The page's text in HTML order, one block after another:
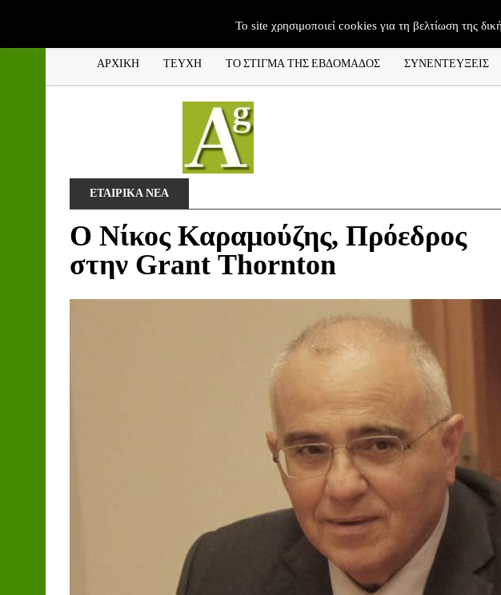
ΑΡΧΙΚΗ ΤΕΥΧΗ ΤΟ ΣΤΙΓΜΑ ΤΗΣ ΕΒΔΟΜΑΔΟΣ ΣΥΝΕΝΤΕΥΞΕΙΣ
ΕΤΑΙΡΙΚΑ ΝΕΑ
O Νίκος Καραμούζης, Πρόεδρος
στην Grant Thornton
To site χρησιμοποιεί cookies για τη βελτίωση της